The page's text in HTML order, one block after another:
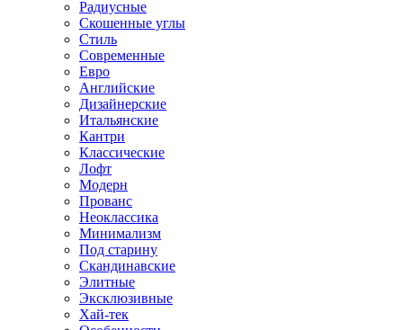
Радиусные
Скошенные углы
Стиль
Современные
Евро
Английские
Дизайнерские
Итальянские
Кантри
Классические
Лофт
Модерн
Прованс
Неоклассика
Минимализм
Под старину
Скандинавские
Элитные
Эксклюзивные
Хай-тек